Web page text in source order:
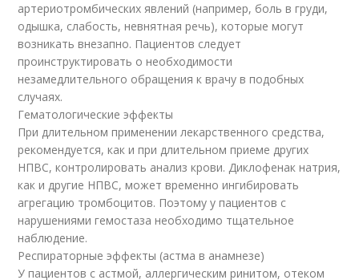
артериотромбических явлений (например, боль в груди,
одышка, слабость, невнятная речь), которые могут
возникать внезапно. Пациентов следует
проинструктировать о необходимости
незамедлительного обращения к врачу в подобных
случаях.
Гематологические эффекты
При длительном применении лекарственного средства,
рекомендуется, как и при длительном приеме других
НПВС, контролировать анализ крови. Диклофенак натрия,
как и другие НПВС, может временно ингибировать
агрегацию тромбоцитов. Поэтому у пациентов с
нарушениями гемостаза необходимо тщательное
наблюдение.
Респираторные эффекты (астма в анамнезе)
У пациентов с астмой, аллергическим ринитом, отеком